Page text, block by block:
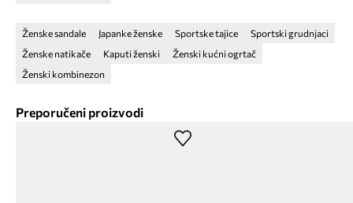
Ženske sandale Japanke ženske Sportske tajice
Sportski grudnjaci
Ženske natikače
Kaputi ženski
Ženski kućni ogrtač
Ženski kombinezon
Preporučeni proizvodi